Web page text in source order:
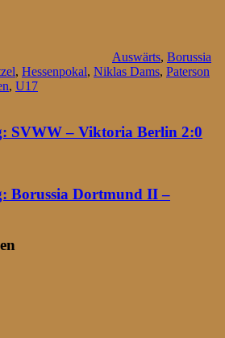
Auswärts, Borussia
, Hessenpokal, Niklas Dams, Paterson
, U17
SVWW – Viktoria Berlin 2:0
Borussia Dortmund II –